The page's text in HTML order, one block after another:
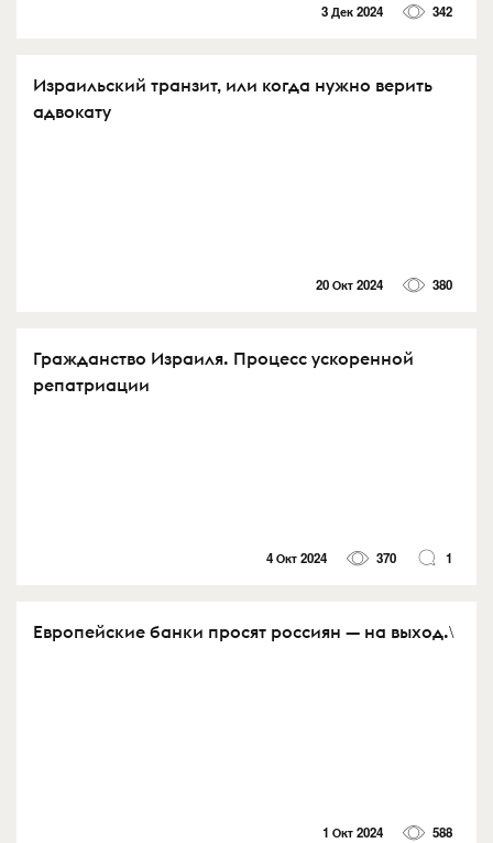
3 Дек 2024 342
Израильский транзит, или когда нужно верить
адвокату
20 Окт 2024 380
Гражданство Израиля. Процесс ускоренной
репатриации
4 Окт 2024 370 1
Европейские банки просят россиян — на выход.\
1 Окт 2024 588